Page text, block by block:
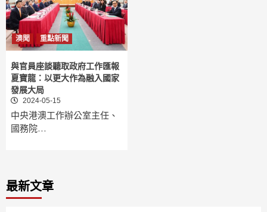
澳聞 重點新聞
與官員座談聽取政府工作匯報
夏寶龍：以更大作為融入國家
發展大局
2024-05-15
中央港澳工作辦公室主任、
國務院…
最新文章